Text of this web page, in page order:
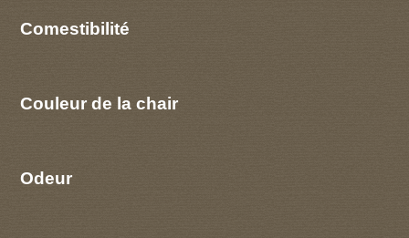
Comestibilité
Couleur de la chair
Odeur